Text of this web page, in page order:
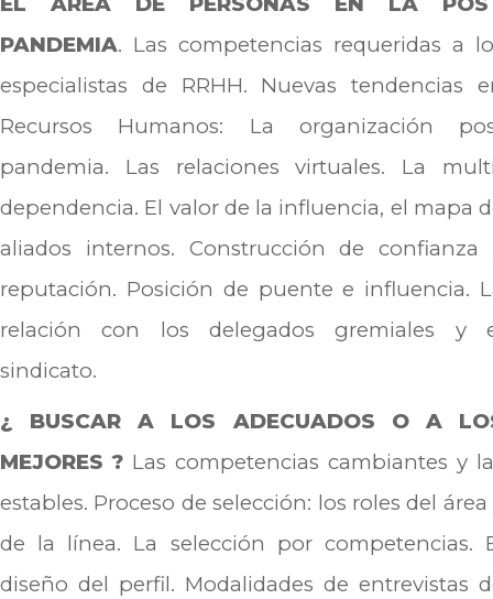
PANDEMIA. Las competencias requeridas a
especialistas de RRHH. Nuevas tendencias
Recursos Humanos: La organización
pandemia. Las relaciones virtuales. La
dependencia. El valor de la influencia, el mapa
aliados internos. Construcción de confianza
reputación. Posición de puente e influencia.
relación con los delegados gremiales y
sindicato.
¿ BUSCAR A LOS ADECUADOS O A
MEJORES ? Las competencias cambiantes y
estables. Proceso de selección: los roles del área
de la línea. La selección por competencias.
diseño del perfil. Modalidades de entrevistas